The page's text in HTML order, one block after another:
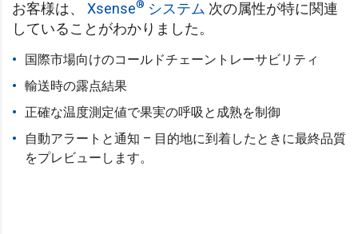
お客様は、 Xsense® システム 次の属性が特に関連
していることがわかりました。
国際市場向けのコールドチェーントレーサビリティ
輸送時の露点結果
正確な温度測定値で果実の呼吸と成熟を制御
自動アラートと通知 – 目的地に到着したときに最終品質
をプレビューします。